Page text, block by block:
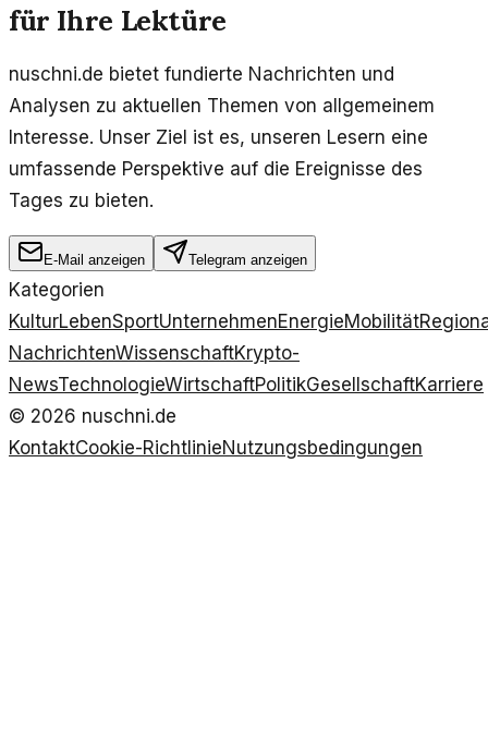
für Ihre Lektüre
nuschni.de bietet fundierte Nachrichten und
Analysen zu aktuellen Themen von allgemeinem
Interesse. Unser Ziel ist es, unseren Lesern eine
umfassende Perspektive auf die Ereignisse des
Tages zu bieten.
E-Mail anzeigen Telegram anzeigen
Kategorien
KulturLebenSportUnternehmenEnergieMobilität
NachrichtenWissenschaftKrypto-
NewsTechnologieWirtschaftPolitikGesellschaftKarriere
© 2026 nuschni.de
KontaktCookie-RichtlinieNutzungsbedingungen